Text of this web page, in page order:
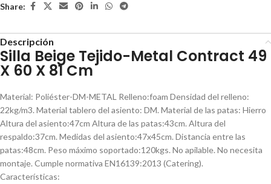
Share:
Descripción
Silla Beige Tejido-Metal Contract 49
X 60 X 81 Cm
Material: Poliéster-DM-METAL Relleno:foam Densidad del relleno:
22kg/m3. Material tablero del asiento: DM. Material de las patas: Hierro
Altura del asiento:47cm Altura de las patas:43cm. Altura del
respaldo:37cm. Medidas del asiento:47x45cm. Distancia entre las
patas:48cm. Peso máximo soportado:120kgs. No apilable. No necesita
montaje. Cumple normativa EN16139:2013 (Catering).
Características: